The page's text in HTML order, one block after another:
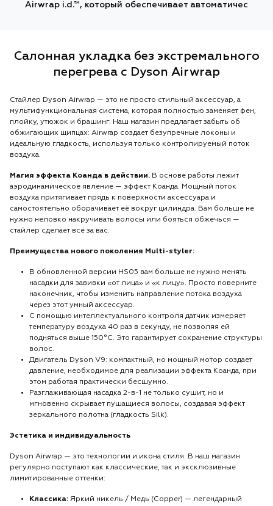
Airwrap i.d.™, который обеспечивает автоматичес
Салонная укладка без экстремального
перегрева с Dyson Airwrap
Стайлер Dyson Airwrap — это не просто стильный аксессуар, а
мультифункциональная система, которая полностью заменяет фен,
плойку, утюжок и брашинг. Наш магазин предлагает забыть об
обжигающих щипцах: Airwrap создает безупречные локоны и
идеальную гладкость, используя только контролируемый поток
воздуха.
Магия эффекта Коанда в действии. В основе работы лежит
аэродинамическое явление — эффект Коанда. Мощный поток
воздуха притягивает прядь к поверхности аксессуара и
самостоятельно оборачивает её вокруг цилиндра. Вам больше не
нужно неловко накручивать волосы или бояться обжечься —
стайлер сделает всё за вас.
Преимущества нового поколения Multi-styler:
В обновленной версии HS05 вам больше не нужно менять
насадки для завивки «от лица» и «к лицу». Просто поверните
наконечник, чтобы изменить направление потока воздуха
через этот умный аксессуар.
С помощью интеллектуального контроля датчик измеряет
температуру воздуха 40 раз в секунду, не позволяя ей
подняться выше 150°C. Это гарантирует сохранение структуры
волос.
Двигатель Dyson V9: компактный, но мощный мотор создает
давление, необходимое для реализации эффекта Коанда, при
этом работая практически бесшумно.
Разглаживающая насадка 2-в-1 не только сушит, но и
мгновенно скрывает пушащиеся волосы, создавая эффект
зеркального полотна (гладкость Silk).
Эстетика и индивидуальность
Dyson Airwrap — это технологии и икона стиля. В наш магазин
регулярно поступают как классические, так и эксклюзивные
лимитированные оттенки:
Классика: Яркий никель / Медь (Copper) — легендарный